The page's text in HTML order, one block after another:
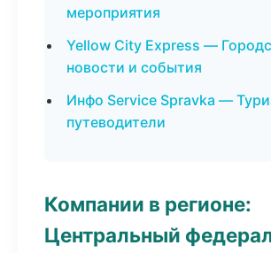
мероприятия
Yellow City Express —
новости и события
Инфо Service Spravka —
путеводители
Компании в регионе:
Центральный